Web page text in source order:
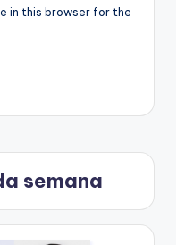
in this browser for the
semana